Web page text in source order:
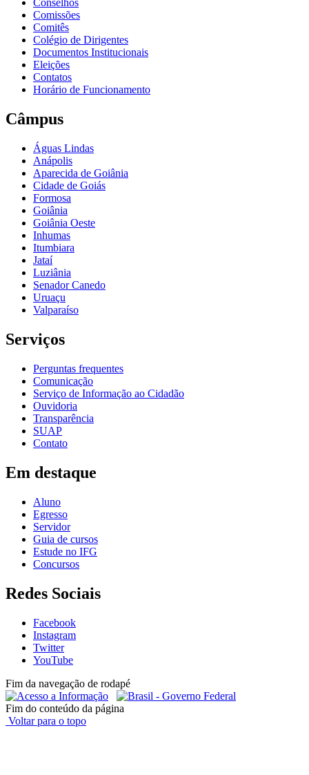
Conselhos
Comissões
Comitês
Colégio de Dirigentes
Documentos Institucionais
Eleições
Contatos
Horário de Funcionamento
Câmpus
Águas Lindas
Anápolis
Aparecida de Goiânia
Cidade de Goiás
Formosa
Goiânia
Goiânia Oeste
Inhumas
Itumbiara
Jataí
Luziânia
Senador Canedo
Uruaçu
Valparaíso
Serviços
Perguntas frequentes
Comunicação
Serviço de Informação ao Cidadão
Ouvidoria
Transparência
SUAP
Contato
Em destaque
Aluno
Egresso
Servidor
Guia de cursos
Estude no IFG
Concursos
Redes Sociais
Facebook
Instagram
Twitter
YouTube
Fim da navegação de rodapé
Fim do conteúdo da página
Voltar para o topo